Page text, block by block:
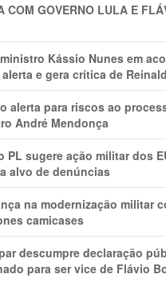
COM GOVERNO LULA E
Kássio Nunes em
e gera crítica de
alerta para riscos ao
André Mendonça
PL sugere ação militar dos
alvo de denúncias
na modernização militar
camicases
descumpre declaração
para ser vice de Flávio